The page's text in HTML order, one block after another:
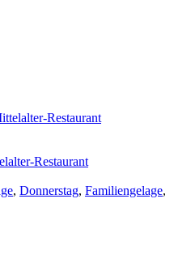
Restaurant
Restaurant
, Donnerstag, Familiengelage,